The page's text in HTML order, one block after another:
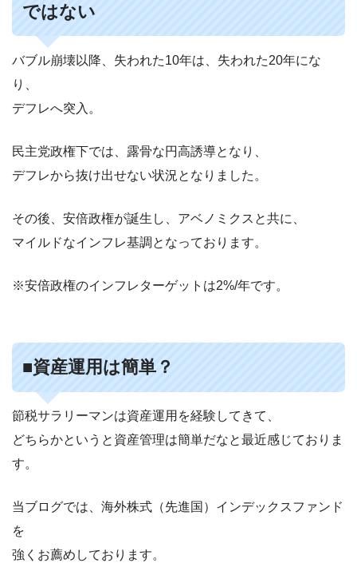
ではない
バブル崩壊以降、失われた10年は、失われた20年にな
り、
デフレへ突入。
民主党政権下では、露骨な円高誘導となり、
デフレから抜け出せない状況となりました。
その後、安倍政権が誕生し、アベノミクスと共に、
マイルドなインフレ基調となっております。
※安倍政権のインフレターゲットは2%/年です。
■資産運用は簡単？
節税サラリーマンは資産運用を経験してきて、
どちらかというと資産管理は簡単だなと最近感じておりま
す。
当ブログでは、海外株式（先進国）インデックスファンド
を
強くお薦めしております。